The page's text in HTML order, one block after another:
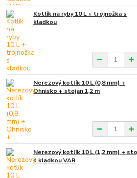
Kotlík na ryby 10 L + trojnožka s
kladkou
Nerezový kotlík 10 L (0,8 mm) +
Ohnisko + stojan 1,2 m
Nerezový kotlík 10 L (1,2 mm) +
s kladkou VAR